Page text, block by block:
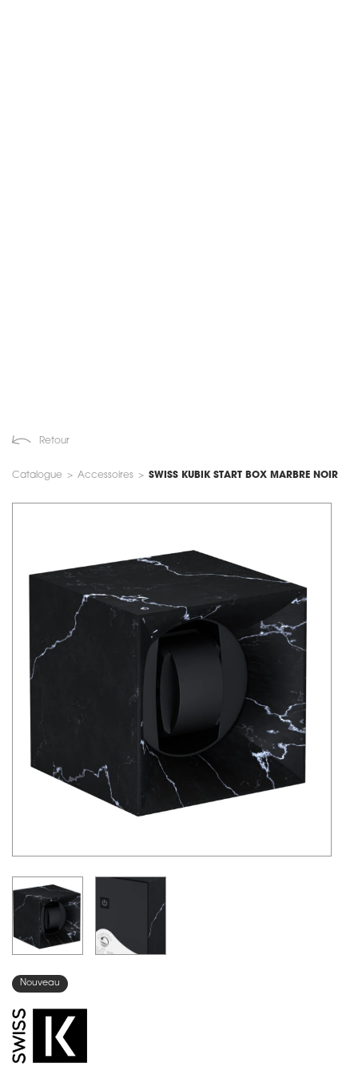
Retour
Catalogue > Accessoires > SWISS KUBIK START BOX MARBRE NOIR
Nouveau